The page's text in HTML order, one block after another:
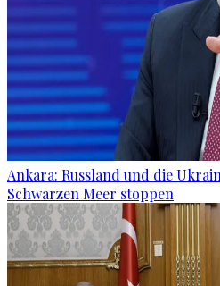
Ankara: Russland und die
Schwarzen Meer stoppen